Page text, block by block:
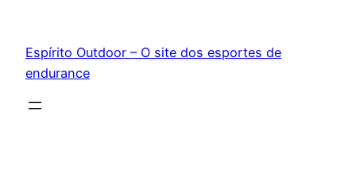
conteúdo
Espírito Outdoor – O site dos esportes de
endurance